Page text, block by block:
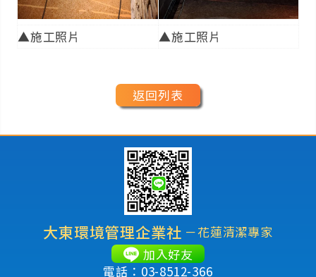
▲施工照片 ▲施工照片
返回列表
大東環境管理企業社 －花蓮清潔專家
加入好友
電話：03-8512-366